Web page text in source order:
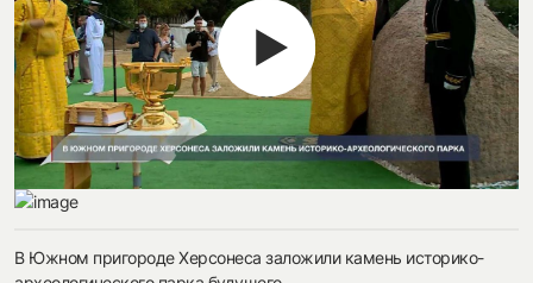
В Южном пригороде Херсонеса заложили камень историко-